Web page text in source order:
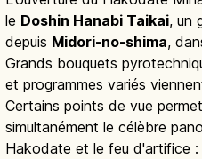
le Doshin Hanabi Taikai, un
depuis Midori-no-shima,
Grands bouquets
et programmes variés
Certains points de vue
simultanément le célèbre
Hakodate et le feu d'artifice :